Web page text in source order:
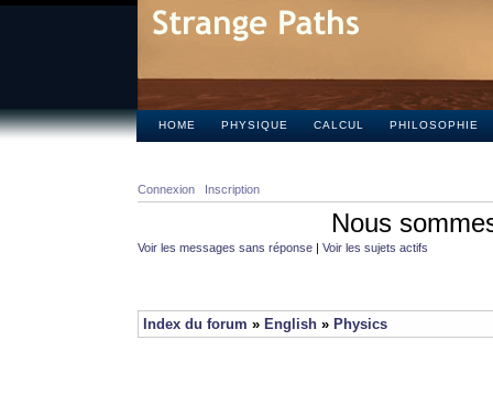
HOME PHYSIQUE CALCUL PHILOSOPHIE
Connexion Inscription
Nous
Voir les messages sans réponse | Voir les sujets actifs
Index du forum » English » Physics